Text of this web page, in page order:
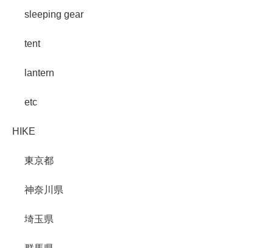
sleeping gear
tent
lantern
etc
HIKE
東京都
神奈川県
埼玉県